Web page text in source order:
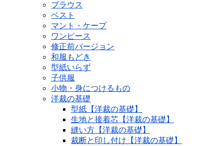
ブラウス
ベスト
マント・ケープ
ワンピース
修正前バージョン
和服もどき
型紙いらず
子供服
小物・身につけるもの
洋裁の基礎
型紙【洋裁の基礎】
生地と接着芯【洋裁の基礎】
縫い方【洋裁の基礎】
裁断と印し付け【洋裁の基礎】